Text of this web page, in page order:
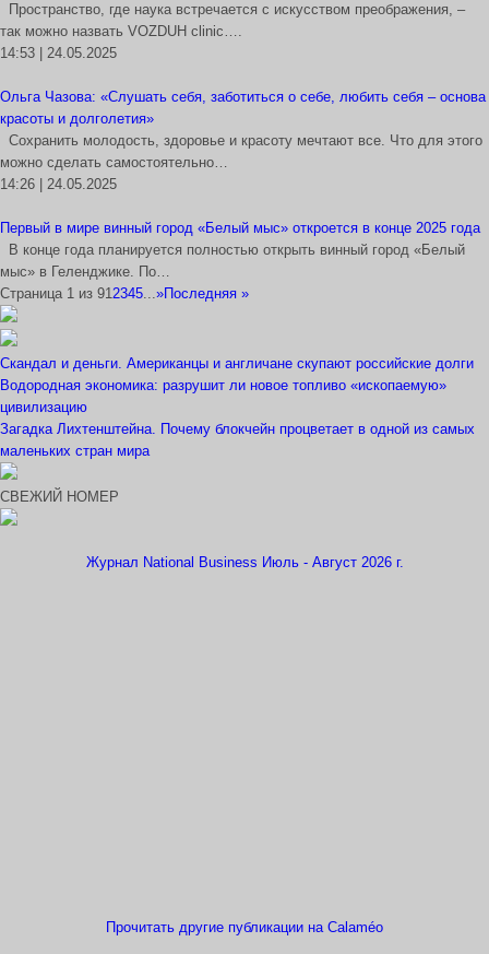
Пространство, где наука встречается с искусством преображения, –
так можно назвать VOZDUH clinic….
14:53 | 24.05.2025
Ольга Чазова: «Слушать себя, заботиться о себе, любить себя – основа
красоты и долголетия»
Сохранить молодость, здоровье и красоту мечтают все. Что для этого
можно сделать самостоятельно…
14:26 | 24.05.2025
Первый в мире винный город «Белый мыс» откроется в конце 2025 года
В конце года планируется полностью открыть винный город «Белый
мыс» в Геленджике. По…
Страница 1 из 912345...»Последняя »
Скандал и деньги. Американцы и англичане скупают российские долги
Водородная экономика: разрушит ли новое топливо «ископаемую»
цивилизацию
Загадка Лихтенштейна. Почему блокчейн процветает в одной из самых
маленьких стран мира
СВЕЖИЙ НОМЕР
Журнал National Business Июль - Август 2026 г.
Прочитать другие публикации на Calaméo